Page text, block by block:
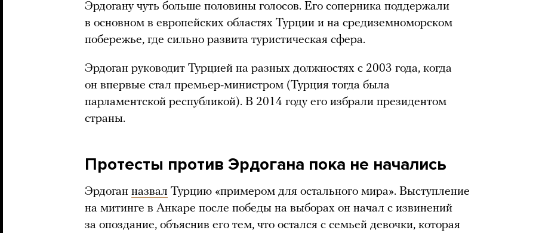
Эрдогану чуть больше половины голосов. Его соперника поддержали
в основном в европейских областях Турции и на средиземноморском
побережье, где сильно развита туристическая сфера.
Эрдоган руководит Турцией на разных должностях с 2003 года, когда
он впервые стал премьер-министром (Турция тогда была
парламентской республикой). В 2014 году его избрали президентом
страны.
Протесты против Эрдогана пока не начались
Эрдоган назвал Турцию «примером для остального мира». Выступление
на митинге в Анкаре после победы на выборах он начал с извинений
за опоздание, объяснив его тем, что остался с семьей девочки, которая